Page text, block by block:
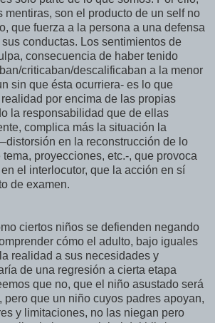
mentiras, son el producto de un self no
que fuerza a la persona a una defensa
conductas. Los sentimientos de
consecuencia de haber tenido
criticaban/descalificaban a la menor
sin que ésta ocurriera- es lo que
por encima de las propias
la responsabilidad que de ellas
complica más la situación la
en la reconstrucción de lo
proyecciones, etc.-, que provoca
el interlocutor, que la acción en sí
de examen.
ciertos niños se defienden negando
cómo el adulto, bajo iguales
realidad a sus necesidades y
de una regresión a cierta etapa
que no, que el niño asustado será
pero que un niño cuyos padres apoyan,
y limitaciones, no las niegan pero